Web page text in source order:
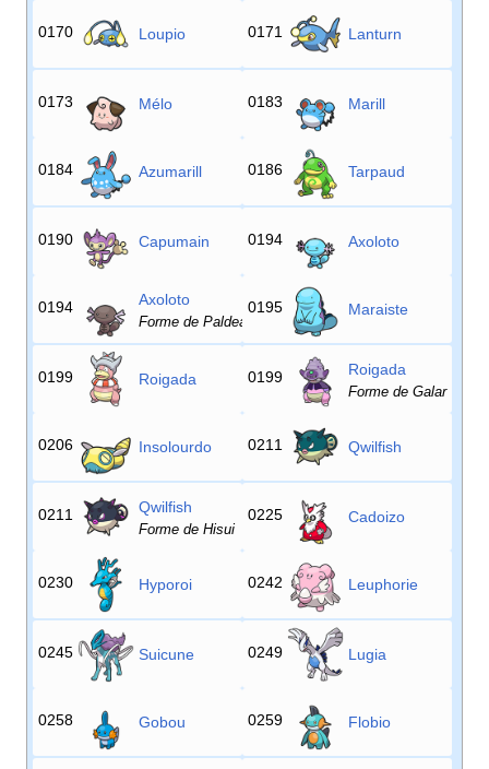
0170 Loupio 0171 Lanturn
0173 Mélo 0183 Marill
0184 Azumarill 0186 Tarpaud
0190 Capumain 0194 Axoloto
0194 Axoloto
Forme de Paldea
0195 Maraiste
0199 Roigada 0199 Roigada
Forme de Galar
0206 Insolourdo 0211 Qwilfish
0211 Qwilfish
Forme de Hisui
0225 Cadoizo
0230 Hyporoi 0242 Leuphorie
0245 Suicune 0249 Lugia
0258 Gobou 0259 Flobio